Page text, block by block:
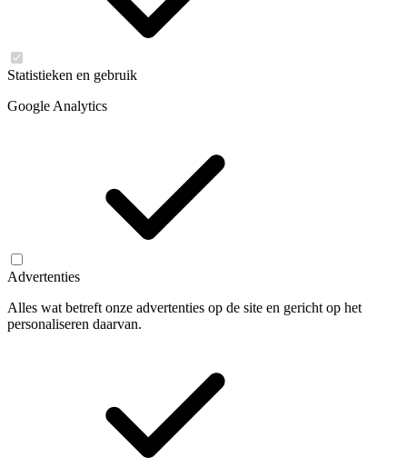
Statistieken en gebruik
Google Analytics
Advertenties
Alles wat betreft onze advertenties op de site en gericht op het
personaliseren daarvan.